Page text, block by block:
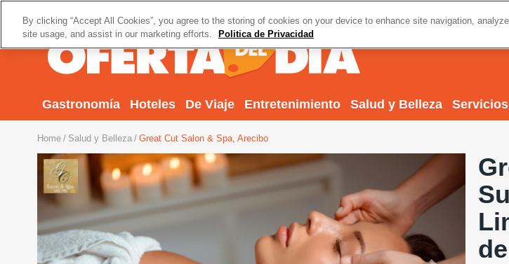
Gastronomía Hoteles De Viaje Entretenimiento Salud y Belleza Servicios
Home Salud y Belleza Great Cut Salon & Spa, Arecibo
By clicking “Accept All Cookies”, you agree to the storing of cookies on your device to enhance site navigation, analyze
site usage, and assist in our marketing efforts.
Politica de Privacidad